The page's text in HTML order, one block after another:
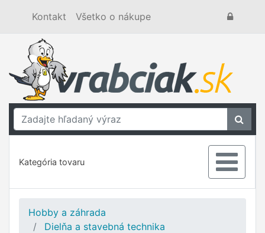
Kontakt Všetko o nákupe
Kategória tovaru
Hobby a záhrada
Dielňa a stavebná technika